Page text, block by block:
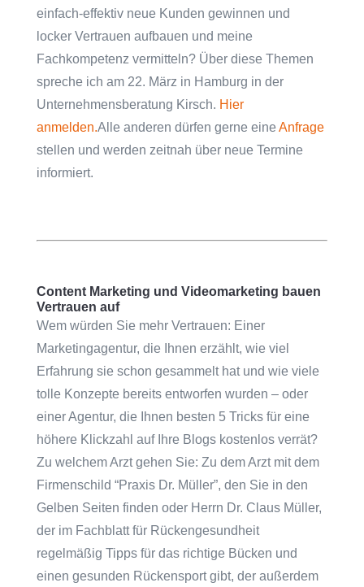
einfach-effektiv neue Kunden gewinnen und
locker Vertrauen aufbauen und meine
Fachkompetenz vermitteln? Über diese Themen
spreche ich am 22. März in Hamburg in der
Unternehmensberatung Kirsch. Hier
anmelden.Alle anderen dürfen gerne eine Anfrage
stellen und werden zeitnah über neue Termine
informiert.
Content Marketing und Videomarketing bauen
Vertrauen auf
Wem würden Sie mehr Vertrauen: Einer
Marketingagentur, die Ihnen erzählt, wie viel
Erfahrung sie schon gesammelt hat und wie viele
tolle Konzepte bereits entworfen wurden – oder
einer Agentur, die Ihnen besten 5 Tricks für eine
höhere Klickzahl auf Ihre Blogs kostenlos verrät?
Zu welchem Arzt gehen Sie: Zu dem Arzt mit dem
Firmenschild “Praxis Dr. Müller”, den Sie in den
Gelben Seiten finden oder Herrn Dr. Claus Müller,
der im Fachblatt für Rückengesundheit
regelmäßig Tipps für das richtige Bücken und
einen gesunden Rückensport gibt, der außerdem